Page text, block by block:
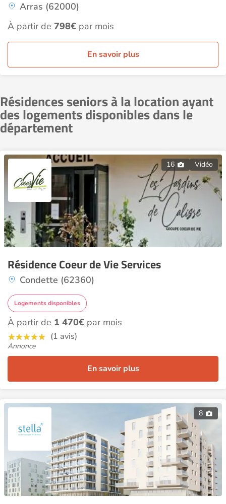
Arras (62000)
À partir de 798€ par mois
En savoir plus
Résidences seniors à la location ayant
des logements disponibles dans le
département
16 Vidéo
Résidence Coeur de Vie Services
Condette (62360)
Logements disponibles
À partir de 1 470€ par mois
(1 avis)
Annonce
En savoir plus
8